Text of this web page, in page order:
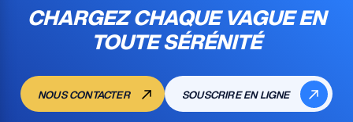
CHARGEZ CHAQUE VAGUE EN
TOUTE SÉRÉNITÉ
NOUS CONTACTER SOUSCRIRE EN LIGNE